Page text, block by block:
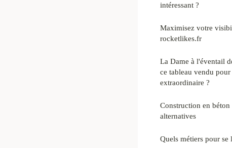
intéressant ?
Maximisez votre
rocketlikes.fr
La Dame à l'éventail
ce tableau vendu
extraordinaire ?
Construction en
alternatives
Quels métiers pour se